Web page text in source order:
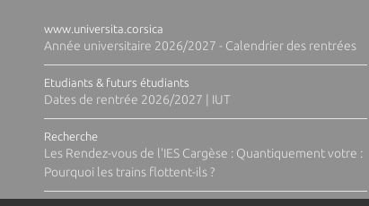
www.universita.corsica
Année universitaire 2026/2027 - Calendrier des rentrées
Etudiants & futurs étudiants
Dates de rentrée 2026/2027 | IUT
Recherche
Les Rendez-vous de l'IES Cargèse : Quantiquement votre :
Pourquoi les trains flottent-ils ?